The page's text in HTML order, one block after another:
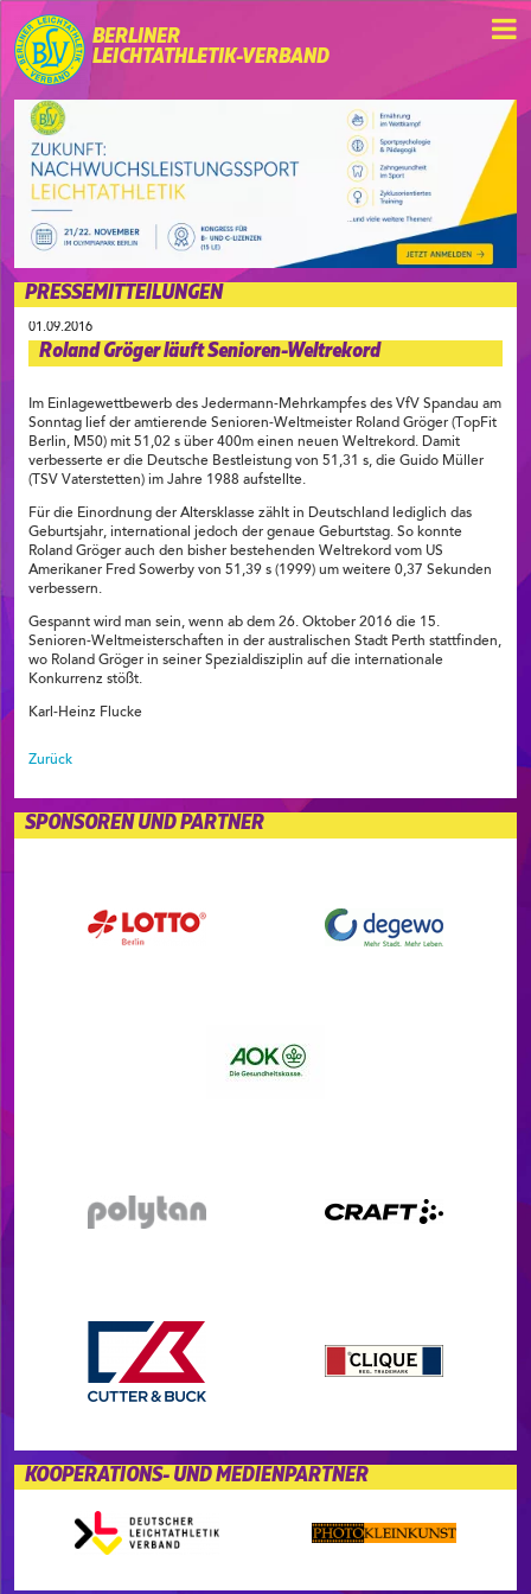
BERLINER
LEICHTATHLETIK-VERBAND
PRESSEMITTEILUNGEN
01.09.2016
Roland Gröger läuft Senioren-Weltrekord
Im Einlagewettbewerb des Jedermann-Mehrkampfes des VfV Spandau am
Sonntag lief der amtierende Senioren-Weltmeister Roland Gröger (TopFit
Berlin, M50) mit 51,02 s über 400m einen neuen Weltrekord. Damit
verbesserte er die Deutsche Bestleistung von 51,31 s, die Guido Müller
(TSV Vaterstetten) im Jahre 1988 aufstellte.
Für die Einordnung der Altersklasse zählt in Deutschland lediglich das
Geburtsjahr, international jedoch der genaue Geburtstag. So konnte
Roland Gröger auch den bisher bestehenden Weltrekord vom US
Amerikaner Fred Sowerby von 51,39 s (1999) um weitere 0,37 Sekunden
verbessern.
Gespannt wird man sein, wenn ab dem 26. Oktober 2016 die 15.
Senioren-Weltmeisterschaften in der australischen Stadt Perth stattfinden,
wo Roland Gröger in seiner Spezialdisziplin auf die internationale
Konkurrenz stößt.
Karl-Heinz Flucke
Zurück
SPONSOREN UND PARTNER
KOOPERATIONS- UND MEDIENPARTNER